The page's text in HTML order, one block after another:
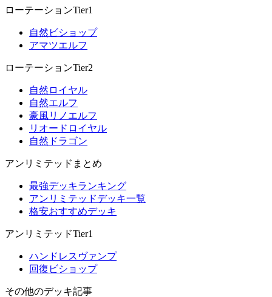
ローテーションTier1
自然ビショップ
アマツエルフ
ローテーションTier2
自然ロイヤル
自然エルフ
豪風リノエルフ
リオードロイヤル
自然ドラゴン
アンリミテッドまとめ
最強デッキランキング
アンリミテッドデッキ一覧
格安おすすめデッキ
アンリミテッドTier1
ハンドレスヴァンプ
回復ビショップ
その他のデッキ記事